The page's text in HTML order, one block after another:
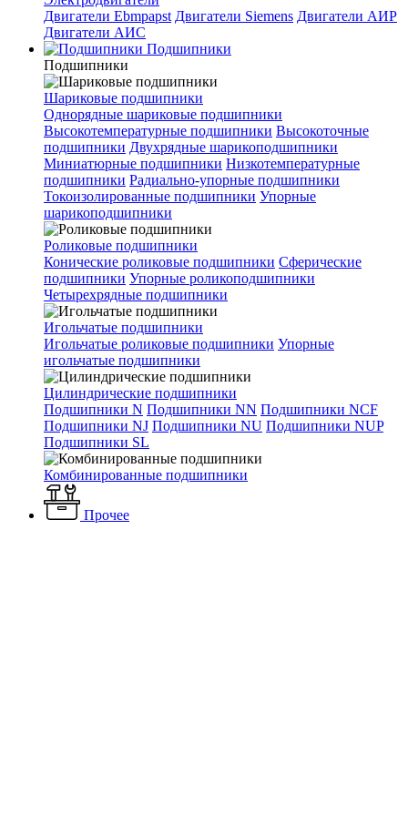
Двигатели Ebmpapst Двигатели Siemens Двигатели АИР
Двигатели АИС
Подшипники
Подшипники
Шариковые подшипники
Однорядные шариковые подшипники
Высокотемпературные подшипники Высокоточные
подшипники Двухрядные шарикоподшипники
Миниатюрные подшипники Низкотемпературные
подшипники Радиально-упорные подшипники
Токоизолированные подшипники Упорные
шарикоподшипники
Роликовые подшипники
Конические роликовые подшипники Сферические
подшипники Упорные роликоподшипники
Четырехрядные подшипники
Игольчатые подшипники
Игольчатые роликовые подшипники Упорные
игольчатые подшипники
Цилиндрические подшипники
Подшипники N Подшипники NN Подшипники NCF
Подшипники NJ Подшипники NU Подшипники NUP
Подшипники SL
Комбинированные подшипники
Прочее